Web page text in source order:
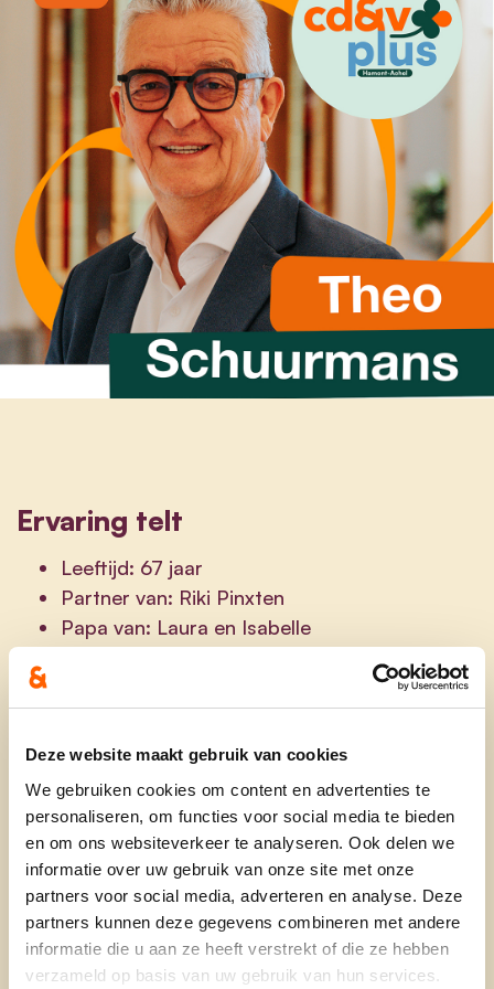
Deze website maakt gebruik van cookies
We gebruiken cookies om content en advertenties te
personaliseren, om functies voor social media te bieden
en om ons websiteverkeer te analyseren. Ook delen we
informatie over uw gebruik van onze site met onze
partners voor social media, adverteren en analyse. Deze
partners kunnen deze gegevens combineren met andere
informatie die u aan ze heeft verstrekt of die ze hebben
verzameld op basis van uw gebruik van hun services.
Ervaring telt
Leeftijd: 67 jaar
Partner van: Riki Pinxten
Papa van: Laura en Isabelle
Huisdier: Hondje Fifi
Sterkste eigenschap: vooruitziend
Als men ‘Theo Schuurmans’ en ‘Hamont-Achel’
zegt, dan lijkt dat bijna hetzelfde. Mijn politiek pad
startte in 1983. Toen actief in KLJ,
speelpleinwerking en voorzitter van de
Jeugdraad. In de gemeenteraad zetel ik al 42 jaar.
Maar mijn politieke tentakels reikten verder en